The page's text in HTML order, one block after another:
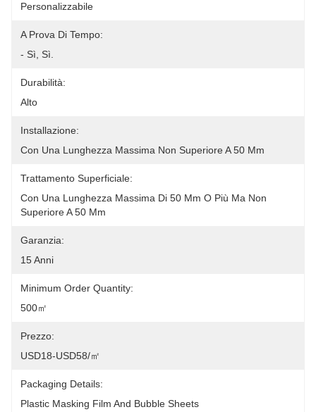
Personalizzabile
A Prova Di Tempo:
- Sì, Sì.
Durabilità:
Alto
Installazione:
Con Una Lunghezza Massima Non Superiore A 50 Mm
Trattamento Superficiale:
Con Una Lunghezza Massima Di 50 Mm O Più Ma Non
Superiore A 50 Mm
Garanzia:
15 Anni
Minimum Order Quantity:
500㎡
Prezzo:
USD18-USD58/㎡
Packaging Details:
Plastic Masking Film And Bubble Sheets